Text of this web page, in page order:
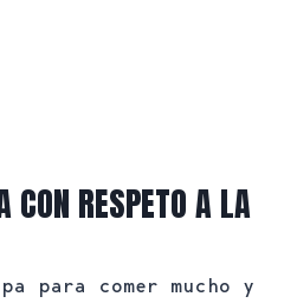
RESPETO A LA
para comer mucho y